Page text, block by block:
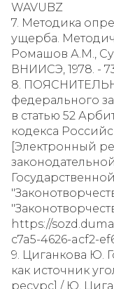
WAVUBZ
7. Методика
ущерба.
Ромашов А.М.,
ВНИИСЭ, 1978. -
8.
федерального
в статью 52
кодекса
[Электронный
https://
c7a5-4626-acf2-
9. Циганкова Ю.
как источник
ресурс] / Ю.